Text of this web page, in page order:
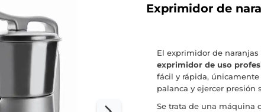
Exprimidor de
El exprimidor de naranjas
exprimidor de uso
fácil y rápida,
palanca y ejercer presión
Se trata de una máquina